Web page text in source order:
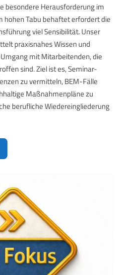
besondere Herausforderung im
Tabu behaftet erfordert die
viel Sensibilität. Unser
praxisnahes Wissen und
mit Mitarbeitenden, die
sind. Ziel ist es, Seminar-
zu vermitteln, BEM-Fälle
Maßnahmenpläne zu
berufliche Wiedereingliederung